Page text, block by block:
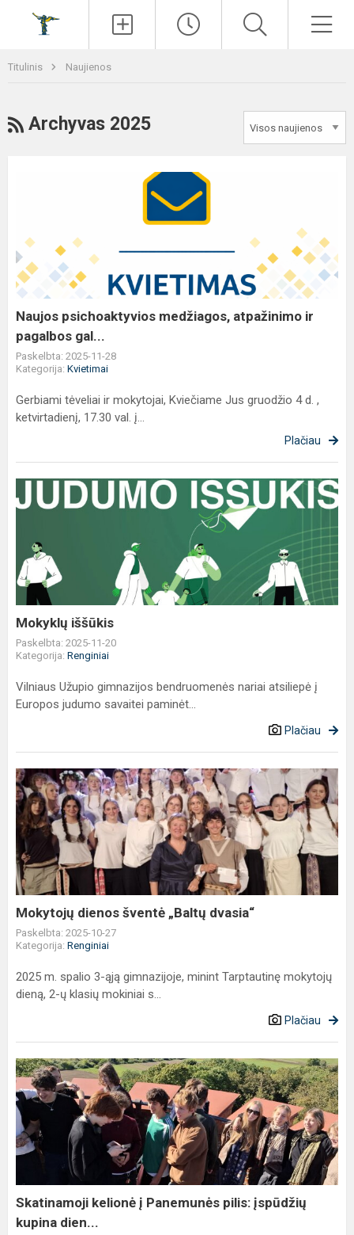
Titulinis Naujienos
RSS
Archyvas 2025
atpažinimo
ir
pagalbos
gal...
Naujos psichoaktyvios medžiagos, atpažinimo ir
pagalbos gal...
Paskelbta: 2025-11-28
Kategorija: Kvietimai
Gerbiami tėveliai ir mokytojai, Kviečiame Jus gruodžio 4 d. ,
ketvirtadienį, 17.30 val. į...
Plačiau
iššūkis
Mokyklų iššūkis
Paskelbta: 2025-11-20
Kategorija: Renginiai
Vilniaus Užupio gimnazijos bendruomenės nariai atsiliepė į
Europos judumo savaitei paminėt...
Plačiau
Mokytojų
dienos
šventė
„Baltų
dvasia“
Mokytojų dienos šventė „Baltų dvasia“
Paskelbta: 2025-10-27
Kategorija: Renginiai
2025 m. spalio 3-ąją gimnazijoje, minint Tarptautinę mokytojų
dieną, 2-ų klasių mokiniai s...
Plačiau
Skatinamoji
kelionė
į
Panemunės
pilis:
kupina
dien...
Skatinamoji kelionė į Panemunės pilis: įspūdžių
kupina dien...